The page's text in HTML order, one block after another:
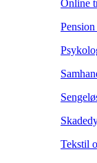
Online
Tekstil